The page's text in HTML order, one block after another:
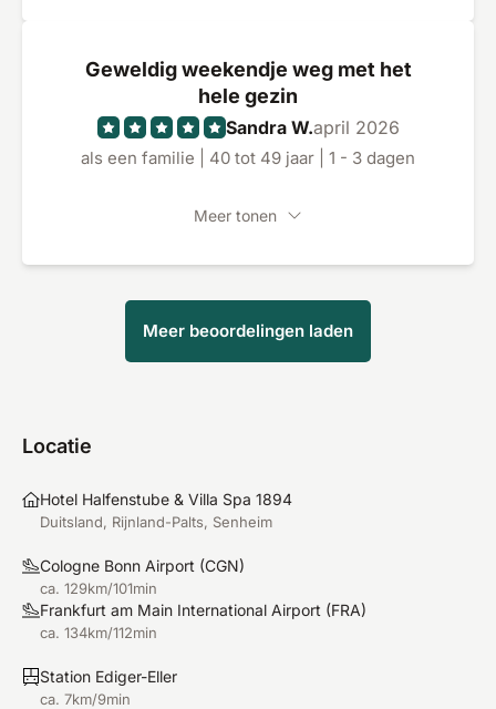
Geweldig weekendje weg met het
hele gezin
Sandra W.april 2026
als een familie | 40 tot 49 jaar | 1 - 3 dagen
Meer tonen
Meer beoordelingen laden
Locatie
Hotel Halfenstube & Villa Spa 1894
Duitsland, Rijnland-Palts, Senheim
Cologne Bonn Airport (CGN)
ca. 129km/101min
Frankfurt am Main International Airport (FRA)
ca. 134km/112min
Station Ediger-Eller
ca. 7km/9min